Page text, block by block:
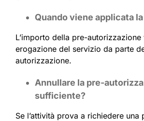
Quando viene applicata
L’importo della pre-
erogazione del servizio da parte
autorizzazione.
Annullare la pre-
sufficiente?
Se l’attività prova a richiedere